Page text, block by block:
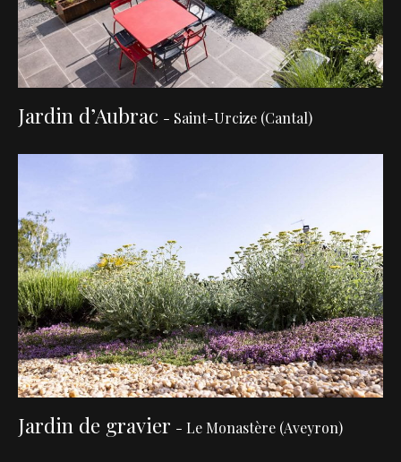
Jardin d’Aubrac - Saint-Urcize (Cantal)
Jardin de gravier - Le Monastère (Aveyron)